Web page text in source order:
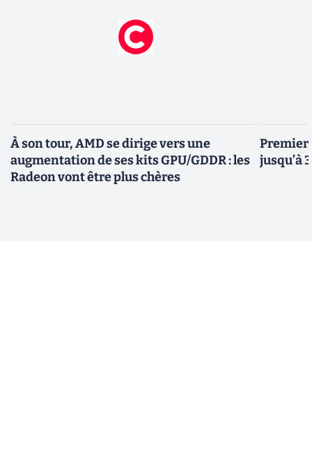
À son tour, AMD se dirige vers une
augmentation de ses kits GPU/GDDR : les
Radeon vont être plus chères
jusqu’à